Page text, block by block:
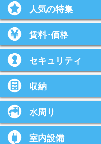
人気の特集
賃料･価格
セキュリティ
収納
水周り
室内設備